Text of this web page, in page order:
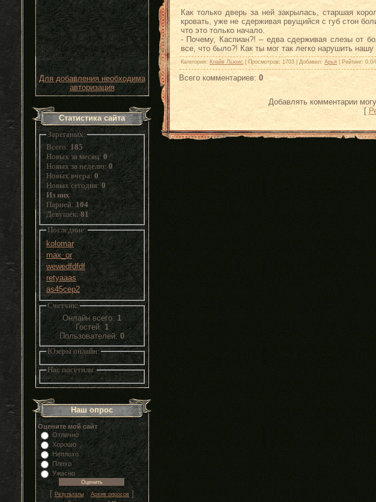
Для добавления необходима
авторизация
Статистика сайта
Зареганых:
Всего: 185
Новых за месяц:0
Новых за неделю: 0
Новых вчера:0
Новых сегодня:0
Из них
Парней:104
Девушек: 81
Последние:
kolomar
max_or
wewedfdfdf
retyaaas
as45cep2
Счетчик:
Онлайн всего: 1
Гостей: 1
Пользователей: 0
Юзеры онлайн:
Нас посетили:
Наш опрос
Оцените мой сайт
Отлично
Хорошо
Неплохо
Плохо
Ужасно
[ Результаты · Архив опросов]
Как только дверь за ней закрылась, старшая
кровать, уже не сдерживая рвущийся с губ стон
что это только начало.
- Почему, Каспиан?! – едва сдерживая слезы от
все, что было?! Как ты мог так легко нарушить нашу
Категория: Клайв Льюис Просмотров: 1703 | Добавил: Арья Рейтинг: 0.0/
Всего комментариев: 0
Добавлять комментарии
[